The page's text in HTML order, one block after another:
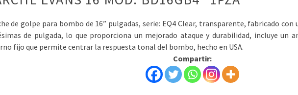
de golpe para bombo de 16” pulgadas, serie: EQ4 Clear, transparente, fabricado con
de pulgada, lo que proporciona un mejorado ataque y durabilidad, incluye un
fijo que permite centrar la respuesta tonal del bombo, hecho en USA.
Compartir: